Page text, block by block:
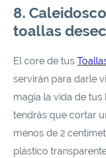
8.
toallas
El core de tus
servirán para darle
magia la vida de
tendrás que cortar
menos de 2
plástico